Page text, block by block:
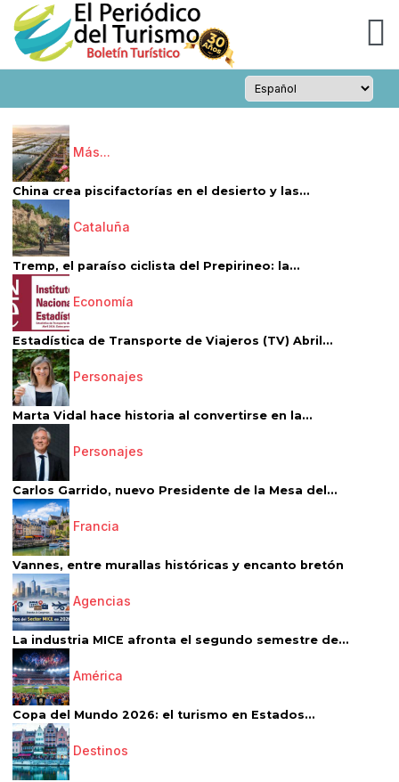
Más...
China crea piscifactorías en el desierto y las...
Cataluña
Tremp, el paraíso ciclista del Prepirineo: la...
Economía
Estadística de Transporte de Viajeros (TV) Abril...
Personajes
Marta Vidal hace historia al convertirse en la...
Personajes
Carlos Garrido, nuevo Presidente de la Mesa del...
Francia
Vannes, entre murallas históricas y encanto bretón
Agencias
La industria MICE afronta el segundo semestre de...
América
Copa del Mundo 2026: el turismo en Estados...
Destinos